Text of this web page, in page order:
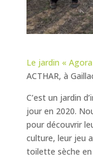
Le jardin «
ACTHAR, à
C’est un jardin
jour en 2020.
pour découvrir
culture, leur jeu
toilette sèche